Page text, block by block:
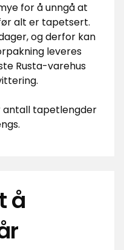
for å unngå at
alt er tapetsert.
og derfor kan
leveres
Rusta-varehus
tapetlengder
å